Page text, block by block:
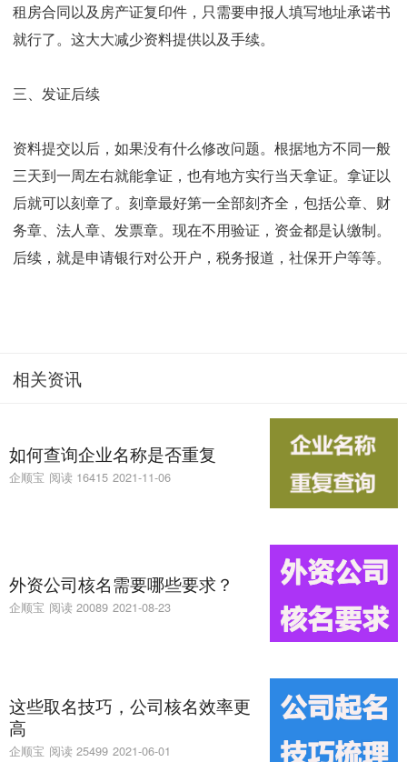
租房合同以及房产证复印件，只需要申报人填写地址承诺书
就行了。这大大减少资料提供以及手续。
三、发证后续
资料提交以后，如果没有什么修改问题。根据地方不同一般
三天到一周左右就能拿证，也有地方实行当天拿证。拿证以
后就可以刻章了。刻章最好第一全部刻齐全，包括公章、财
务章、法人章、发票章。现在不用验证，资金都是认缴制。
后续，就是申请银行对公开户，税务报道，社保开户等等。
相关资讯
如何查询企业名称是否重复
企顺宝 阅读 16415 2021-11-06
外资公司核名需要哪些要求？
企顺宝 阅读 20089 2021-08-23
这些取名技巧，公司核名效率更
高
企顺宝 阅读 25499 2021-06-01